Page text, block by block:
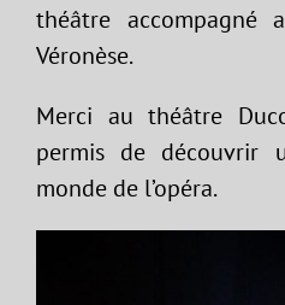
théâtre accompagné
Véronèse.
Merci au théâtre
permis de découvrir
monde de l’opéra.